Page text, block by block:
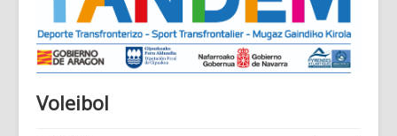
Contacto plataforma
Espacio colaborativo
Voleibol